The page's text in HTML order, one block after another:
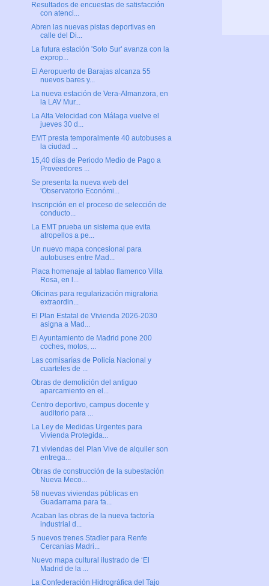
Resultados de encuestas de satisfacción
con atenci...
Abren las nuevas pistas deportivas en
calle del Di...
La futura estación 'Soto Sur' avanza con la
exprop...
El Aeropuerto de Barajas alcanza 55
nuevos bares y...
La nueva estación de Vera-Almanzora, en
la LAV Mur...
La Alta Velocidad con Málaga vuelve el
jueves 30 d...
EMT presta temporalmente 40 autobuses a
la ciudad ...
15,40 días de Periodo Medio de Pago a
Proveedores ...
Se presenta la nueva web del
'Observatorio Económi...
Inscripción en el proceso de selección de
conducto...
La EMT prueba un sistema que evita
atropellos a pe...
Un nuevo mapa concesional para
autobuses entre Mad...
Placa homenaje al tablao flamenco Villa
Rosa, en l...
Oficinas para regularización migratoria
extraordin...
El Plan Estatal de Vivienda 2026-2030
asigna a Mad...
El Ayuntamiento de Madrid pone 200
coches, motos, ...
Las comisarías de Policía Nacional y
cuarteles de ...
Obras de demolición del antiguo
aparcamiento en el...
Centro deportivo, campus docente y
auditorio para ...
La Ley de Medidas Urgentes para
Vivienda Protegida...
71 viviendas del Plan Vive de alquiler son
entrega...
Obras de construcción de la subestación
Nueva Meco...
58 nuevas viviendas públicas en
Guadarrama para fa...
Acaban las obras de la nueva factoría
industrial d...
5 nuevos trenes Stadler para Renfe
Cercanías Madri...
Nuevo mapa cultural ilustrado de ‘El
Madrid de la ...
La Confederación Hidrográfica del Tajo